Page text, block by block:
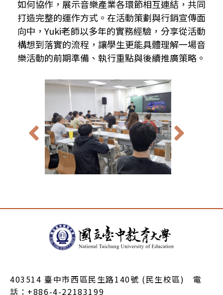
如何協作，展示音樂產業各環節相互連結，共同
打造完整的運作方式。在活動策劃與行銷宣傳面
向中，Yuki老師以多年的實務經驗，分享從活動
構想到落實的流程，讓學生更能具體理解一場音
樂活動的前期準備、執行重點與後續推廣策略。
403514 臺中市西區民生路140號 (民生校區) 電
話：+886-4-22183199